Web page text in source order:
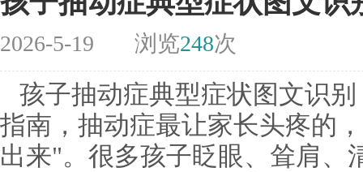
2026-5-19 浏览248次
孩子抽动症典型症状图文识
指南，抽动症最让家长头疼的
出来"。很多孩子眨眼、耸肩、